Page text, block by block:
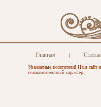
Главная | Статьи
Уважаемые посетители! Наш сайт
ознакомительный характер.